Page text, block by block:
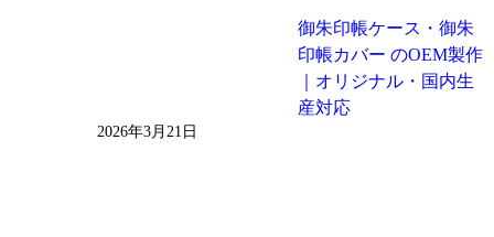
御朱印帳ケース・御朱
印帳カバー のOEM製作
｜オリジナル・国内生
産対応
2026年3月21日